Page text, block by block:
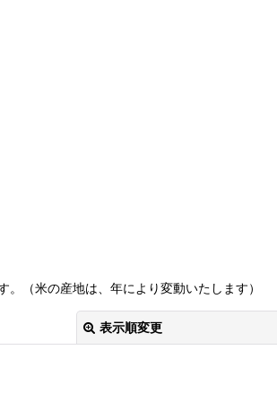
（米の産地は、年により変動いたします）
表示順変更